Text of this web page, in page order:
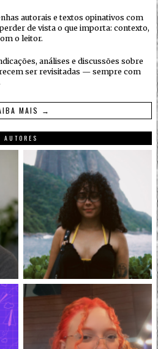
autorais e textos opinativos com
de vista o que importa: contexto,
o leitor.
análises e discussões sobre
ser revisitadas — sempre com
MAIS →
AUTORES